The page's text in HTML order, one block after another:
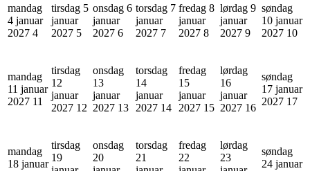
mandag
4 januar
2027 4
tirsdag 5
januar
2027 5
onsdag 6
januar
2027 6
torsdag 7
januar
2027 7
fredag 8
januar
2027 8
lørdag 9
januar
2027 9
søndag
10 januar
2027 10
mandag
11 januar
2027 11
tirsdag
12
januar
2027 12
onsdag
13
januar
2027 13
torsdag
14
januar
2027 14
fredag
15
januar
2027 15
lørdag
16
januar
2027 16
søndag
17 januar
2027 17
mandag
18 januar
tirsdag
19
onsdag
20
torsdag
21
fredag
22
lørdag
23
søndag
24 januar